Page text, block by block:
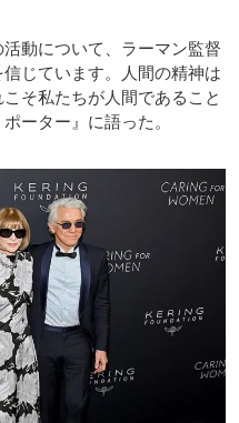
動について、ラーマン監督
じています。人間の精神は
そ私たちが人間であること
ーター』に語った。